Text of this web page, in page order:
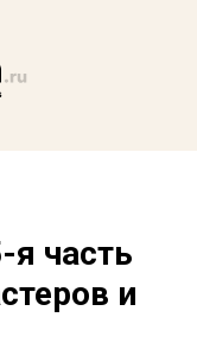
я часть
и